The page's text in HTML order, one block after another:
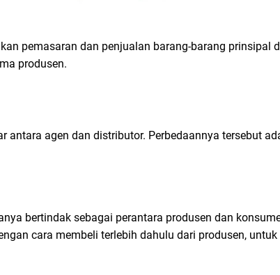
pemasaran dan penjualan barang-barang prinsipal
produsen.
antara agen dan distributor. Perbedaannya tersebut
bertindak sebagai perantara produsen dan
cara membeli terlebih dahulu dari produsen,